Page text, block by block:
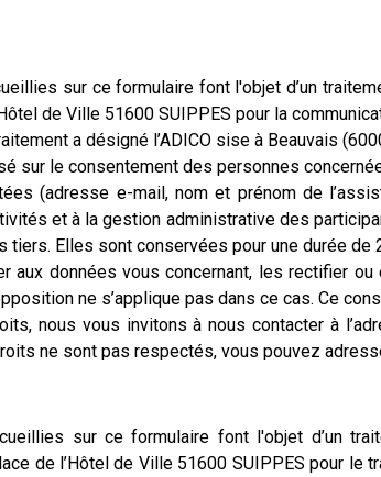
sur ce formulaire font l'objet d’un
de Ville 51600 SUIPPES pour la
a désigné l’ADICO sise à Beauvais
sur le consentement des personnes
(adresse e-mail, nom et prénom de
et à la gestion administrative des
tiers. Elles sont conservées pour une durée de
aux données vous concernant, les rectifier
ne s’applique pas dans ce cas. Ce
nous vous invitons à nous contacter à
ne sont pas respectés, vous pouvez
sur ce formulaire font l'objet d’un
de l’Hôtel de Ville 51600 SUIPPES pour le